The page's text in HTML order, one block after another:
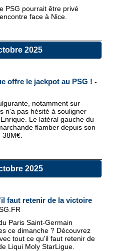
PSG pourrait être privé
face à Nice.
2025
offre le jackpot au PSG ! -
notamment sur
n'a pas hésité à souligner
Le latéral gauche du
flamber depuis son
2025
faut retenir de la victoire
Paris Saint-Germain
ce dimanche ? Découvrez
tout ce qu'il faut retenir de
Liqui Moly StarLigue.